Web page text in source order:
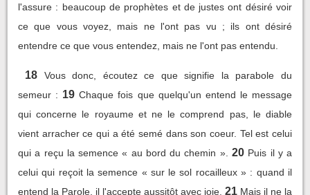
l'assure : beaucoup de prophètes et de justes ont désiré voir
ce que vous voyez, mais ne l'ont pas vu ; ils ont désiré
entendre ce que vous entendez, mais ne l'ont pas entendu.
18
Vous donc, écoutez ce que signifie la parabole du
semeur : 19 Chaque fois que quelqu'un entend le message
qui concerne le royaume et ne le comprend pas, le diable
vient arracher ce qui a été semé dans son coeur. Tel est celui
qui a reçu la semence « au bord du chemin ». 20 Puis il y a
celui qui reçoit la semence « sur le sol rocailleux » : quand il
entend la Parole, il l'accepte aussitôt avec joie. 21 Mais il ne la